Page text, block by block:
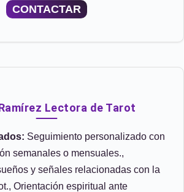
CONTACTAR
Lectora de Tarot
Seguimiento personalizado con
semanales o mensuales.,
y señales relacionadas con la
Orientación espiritual ante